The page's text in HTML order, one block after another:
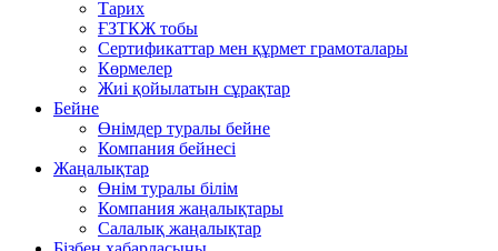
Тарих
ҒЗТКЖ тобы
Сертификаттар мен құрмет грамоталары
Көрмелер
Жиі қойылатын сұрақтар
Бейне
Өнімдер туралы бейне
Компания бейнесі
Жаңалықтар
Өнім туралы білім
Компания жаңалықтары
Салалық жаңалықтар